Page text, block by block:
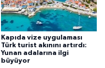
Kapıda vize uygulaması
Türk turist akınını artırdı:
Yunan adalarına ilgi
büyüyor